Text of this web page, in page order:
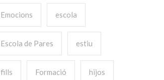
Emocions escola
Escola de Pares estiu
fills Formació hijos